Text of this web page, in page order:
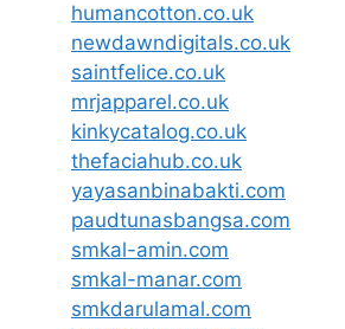
humancotton.co.uk
newdawndigitals.co.uk
saintfelice.co.uk
mrjapparel.co.uk
kinkycatalog.co.uk
thefaciahub.co.uk
yayasanbinabakti.com
paudtunasbangsa.com
smkal-amin.com
smkal-manar.com
smkdarulamal.com